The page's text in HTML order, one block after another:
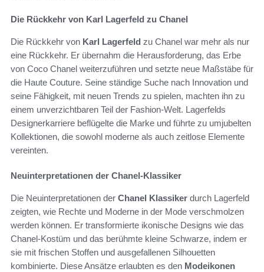
Die Rückkehr von Karl Lagerfeld zu Chanel
Die Rückkehr von Karl Lagerfeld zu Chanel war mehr als nur
eine Rückkehr. Er übernahm die Herausforderung, das Erbe
von Coco Chanel weiterzuführen und setzte neue Maßstäbe für
die Haute Couture. Seine ständige Suche nach Innovation und
seine Fähigkeit, mit neuen Trends zu spielen, machten ihn zu
einem unverzichtbaren Teil der Fashion-Welt. Lagerfelds
Designerkarriere beflügelte die Marke und führte zu umjubelten
Kollektionen, die sowohl moderne als auch zeitlose Elemente
vereinten.
Neuinterpretationen der Chanel-Klassiker
Die Neuinterpretationen der Chanel Klassiker durch Lagerfeld
zeigten, wie Rechte und Moderne in der Mode verschmolzen
werden können. Er transformierte ikonische Designs wie das
Chanel-Kostüm und das berühmte kleine Schwarze, indem er
sie mit frischen Stoffen und ausgefallenen Silhouetten
kombinierte. Diese Ansätze erlaubten es den Modeikonen